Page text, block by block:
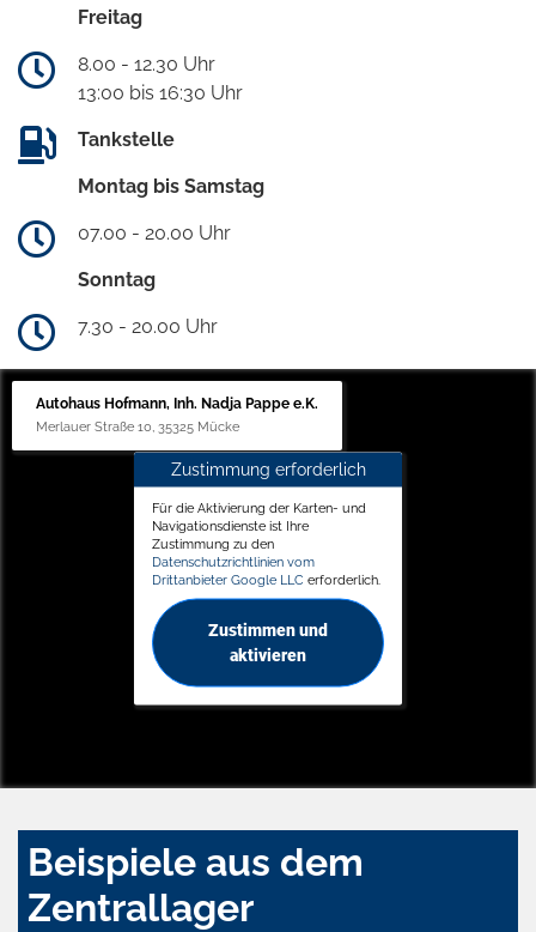
Freitag
8.00 - 12.30 Uhr
13:00 bis 16:30 Uhr
Tankstelle
Montag bis Samstag
07.00 - 20.00 Uhr
Sonntag
7.30 - 20.00 Uhr
Autohaus Hofmann, Inh. Nadja Pappe e.K.
Merlauer Straße 10, 35325 Mücke
Zustimmung erforderlich
Für die Aktivierung der Karten- und
Navigationsdienste ist Ihre
Zustimmung zu den
Datenschutzrichtlinien vom
Drittanbieter Google LLC erforderlich.
Zustimmen und
aktivieren
Beispiele aus dem
Zentrallager